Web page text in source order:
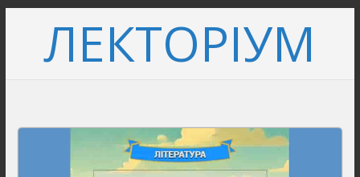
вмістуЛЕКТОРІУМ